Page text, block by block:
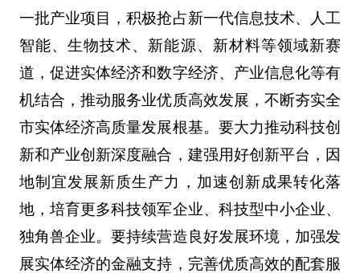
一批产业项目，积极抢占新一代信息技术、人工
智能、生物技术、新能源、新材料等领域新赛
道，促进实体经济和数字经济、产业信息化等有
机结合，推动服务业优质高效发展，不断夯实全
市实体经济高质量发展根基。要大力推动科技创
新和产业创新深度融合，建强用好创新平台，因
地制宜发展新质生产力，加速创新成果转化落
地，培育更多科技领军企业、科技型中小企业、
独角兽企业。要持续营造良好发展环境，加强发
展实体经济的金融支持，完善优质高效的配套服